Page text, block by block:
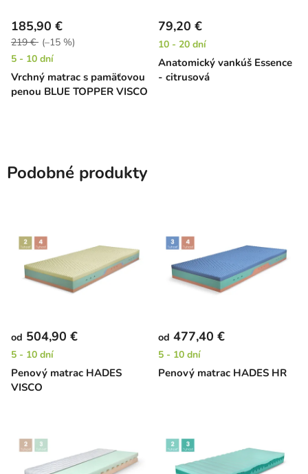
Vrchný matrac s pamäťovou
penou BLUE TOPPER VISCO
185,90 €
219 € (–15 %)
5 - 10 dní
Anatomický vankúš Essence
- citrusová
79,20 €
10 - 20 dní
Podobné produkty
Penový matrac HADES
VISCO
od 504,90 €
5 - 10 dní
Penový matrac HADES HR
od 477,40 €
5 - 10 dní